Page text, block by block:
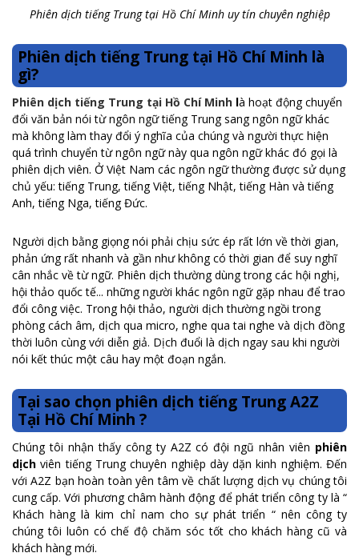
Phiên dịch tiếng Trung tại Hồ Chí Minh uy tín chuyên nghiệp
Phiên dịch tiếng Trung tại Hồ Chí Minh là
gì?
Phiên dịch tiếng Trung tại Hồ Chí Minh là hoạt động chuyển
đổi văn bản nói từ ngôn ngữ tiếng Trung sang ngôn ngữ khác
mà không làm thay đổi ý nghĩa của chúng và người thực hiện
quá trình chuyển từ ngôn ngữ này qua ngôn ngữ khác đó gọi là
phiên dịch viên. Ở Việt Nam các ngôn ngữ thường được sử dụng
chủ yếu: tiếng Trung, tiếng Việt, tiếng Nhật, tiếng Hàn và tiếng
Anh, tiếng Nga, tiếng Đức.
Người dịch bằng giọng nói phải chịu sức ép rất lớn về thời gian,
phản ứng rất nhanh và gần như không có thời gian để suy nghĩ
cân nhắc về từ ngữ. Phiên dịch thường dùng trong các hội nghị,
hội thảo quốc tế... những người khác ngôn ngữ gặp nhau để trao
đổi công việc. Trong hội thảo, người dịch thường ngồi trong
phòng cách âm, dịch qua micro, nghe qua tai nghe và dịch đồng
thời luôn cùng với diễn giả. Dịch đuổi là dịch ngay sau khi người
nói kết thúc một câu hay một đoạn ngắn.
Tại sao chọn phiên dịch tiếng Trung A2Z
Tại Hồ Chí Minh ?
Chúng tôi nhận thấy công ty A2Z có đội ngũ nhân viên phiên
dịch viên tiếng Trung chuyên nghiệp dày dặn kinh nghiệm. Đến
với A2Z bạn hoàn toàn yên tâm về chất lượng dịch vụ chúng tôi
cung cấp. Với phương châm hành động để phát triển công ty là “
Khách hàng là kim chỉ nam cho sự phát triển “ nên công ty
chúng tôi luôn có chế độ chăm sóc tốt cho khách hàng cũ và
khách hàng mới.